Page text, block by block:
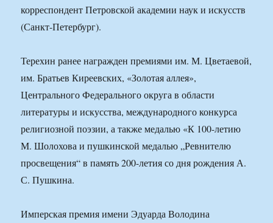
корреспондент Петровской академии наук и искусств
(Санкт-Петербург).
Терехин ранее награжден премиями им. М. Цветаевой,
им. Братьев Киреевских, «Золотая аллея»,
Центрального Федерального округа в области
литературы и искусства, международного конкурса
религиозной поэзии, а также медалью «К 100-летию
М. Шолохова и пушкинской медалью „Ревнителю
просвещения“ в память 200-летия со дня рождения А.
С. Пушкина.
Имперская премия имени Эдуарда Володина